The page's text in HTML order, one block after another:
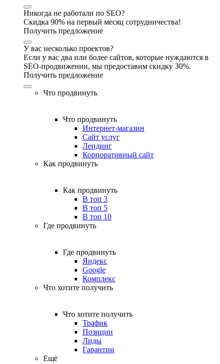
Никогда не работали по SEO?
Скидка 90% на первый месяц сотрудничества!
Получить предложение
У вас несколько проектов?
Если у вас два или более сайтов, которые нуждаются в
SEO-продвижении, мы предоставим скидку 30%.
Получить предложение
Что продвинуть
Что продвинуть
Интернет-магазин
Сайт услуг
Лендинг
Корпоративный сайт
Как продвинуть
Как продвинуть
В топ 3
В топ 5
В топ 10
Где продвинуть
Где продвинуть
Яндекс
Google
Комплекс
Что хотите получить
Что хотите получить
Трафик
Позиции
Лиды
Гарантии
Ещё